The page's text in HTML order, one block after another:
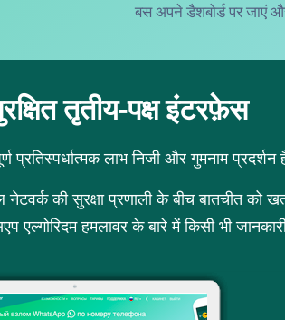
बस अपने डैशबोर्ड पर जाएं
तृतीय-पक्ष इंटरफ़ेस
लाभ निजी और गुमनाम प्रदर्शन
की सुरक्षा प्रणाली के बीच बातचीत को
हमलावर के बारे में किसी भी